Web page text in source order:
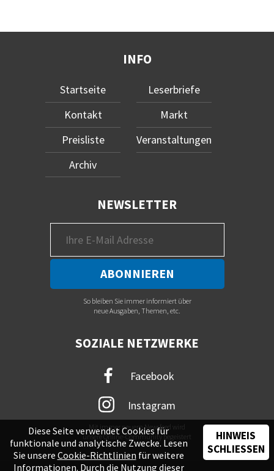
INFO
Startseite
Kontakt
Preisliste
Archiv
Leserbriefe
Markt
Veranstaltungen
NEWSLETTER
So bleiben Sie immer informiert über
neue Ausgaben, Themen, etc.
SOZIALE NETZWERKE
Facebook
Instagram
Mit immer neuem Newsfeed wird
unsere Online-Community begeistert
Diese Seite verwendet Cookies für
funktionale und analytische Zwecke. Lesen
Sie unsere Cookie-Richtlinien für weitere
Informationen. Durch die Nutzung dieser
HINWEIS
SCHLIESSEN